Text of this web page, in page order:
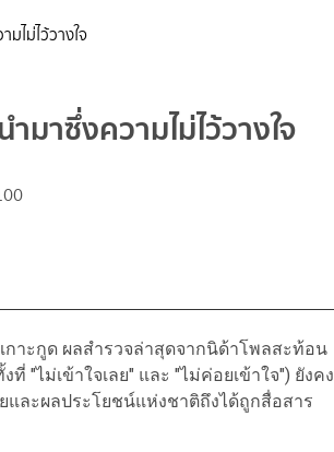
มไม่ไว้วางใจ
ำมาซึ่งความไม่ไว้วางใจ
กาะกูด ผลสำรวจล่าสุดจากนิด้าโพลสะท้อน
"ไม่เข้าใจเลย" และ "ไม่ค่อยเข้าใจ") ยังคง
และผลประโยชน์แห่งชาติถึงได้ถูกสื่อสาร